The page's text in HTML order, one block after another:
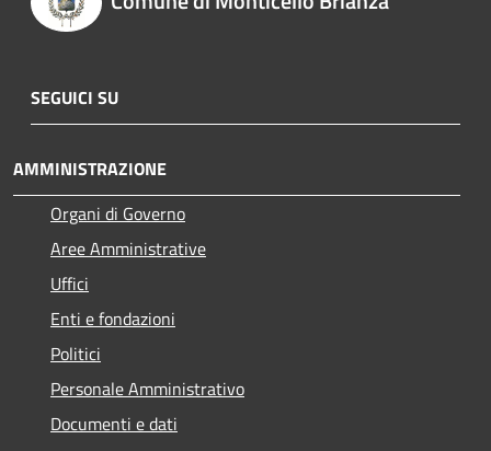
SEGUICI SU
AMMINISTRAZIONE
Organi di Governo
Aree Amministrative
Uffici
Enti e fondazioni
Politici
Personale Amministrativo
Documenti e dati